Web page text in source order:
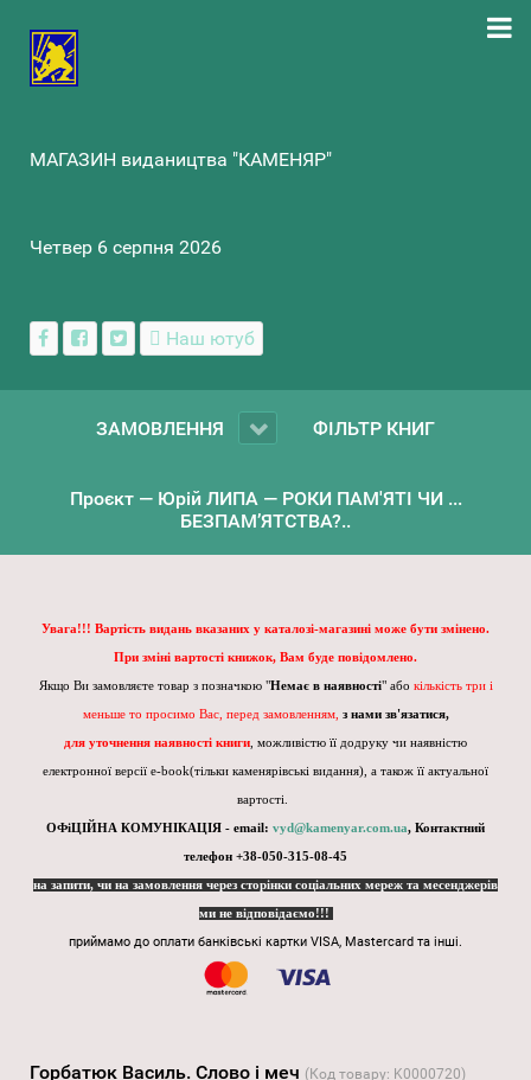
МАГАЗИН видаництва "КАМЕНЯР"
Четвер 6 серпня 2026
Наш ютуб
ЗАМОВЛЕННЯ ФІЛЬТР КНИГ
Проєкт — Юрій ЛИПА — РОКИ ПАМ'ЯТІ ЧИ ...
БЕЗПАМ’ЯТСТВА?..
Увага!!! Вартість видань вказаних у каталозі-магазині може бути змінено.
При зміні вартості книжок, Вам буде повідомлено.
Якщо Ви замовляєте товар з позначкою "Немає в наявності" або кількість три і
меньше то просимо Вас, перед замовленням, з нами зв'язатися,
для уточнення наявності книги , можливістю її додруку чи наявністю
електронної версії e-book(тільки каменярівські видання), а також її актуальної
вартості.
ОФіЦІЙНА КОМУНІКАЦІЯ - email: vyd@kamenyar.com.ua, Контактний
телефон +38-050-315-08-45
на запити, чи на замовлення через сторінки соціальних мереж та месенджерів
ми не відповідаємо!!!
приймамо до оплати банківські картки VISA, Mastercard та інші.
Горбатюк Василь. Слово і меч (Код товару: K0000720)